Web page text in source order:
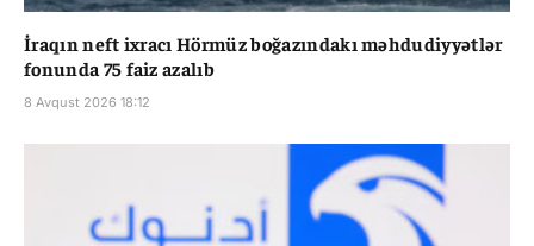
İraqın neft ixracı Hörmüz boğazındakı məhdudiyyətlər
fonunda 75 faiz azalıb
8 Avqust 2026 18:12